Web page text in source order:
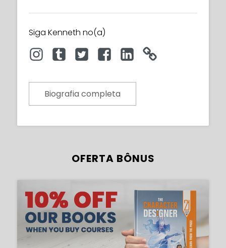
Siga Kenneth no(a)
Biografia completa
OFERTA BÔNUS